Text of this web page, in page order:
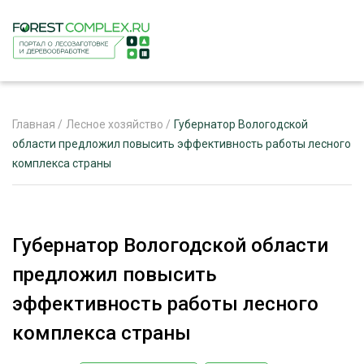
ЖУРНАЛ «ЛЕСНОЙ КОМПЛЕКС»
РЕКЛАМОДАТЕЛЯМ
ЛЕСНОЕ ХОЗЯЙСТВО
ЭКСПЕРТНОЕ МНЕНИЕ
Главная / Лесное хозяйство / Губернатор Вологодской
области предложил повысить эффективность работы лесного
комплекса страны
Губернатор Вологодской области
предложил повысить
эффективность работы лесного
комплекса страны